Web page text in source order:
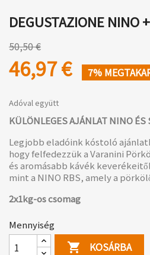
DEGUSTAZIONE NINO
50,50 €
46,97 € 7%
Adóval együtt
KÜLÖNLEGES AJÁNLAT NINO ÉS
Legjobb eladóink kóstoló
hogy felfedezzük a Varanini
és aromásabb kávék
mint a NINO RBS, amely a
2x1kg-os csomag
Mennyiség

KOSÁRBA